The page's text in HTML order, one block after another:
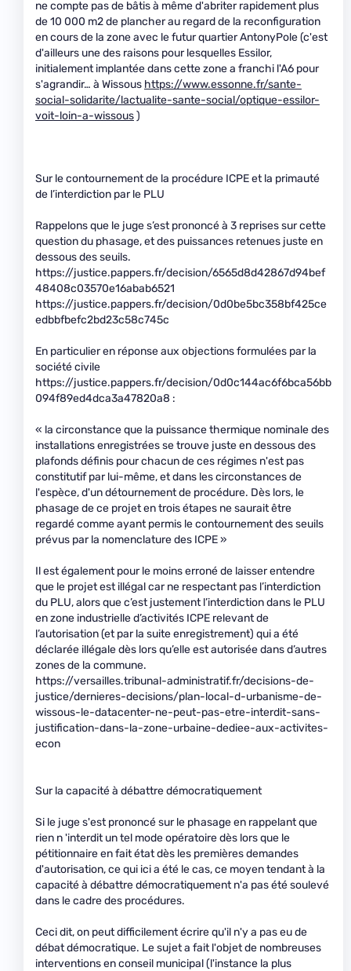
ne compte pas de bâtis à même d'abriter rapidement plus
de 10 000 m2 de plancher au regard de la reconfiguration
en cours de la zone avec le futur quartier AntonyPole (c'est
d'ailleurs une des raisons pour lesquelles Essilor,
initialement implantée dans cette zone a franchi l'A6 pour
s'agrandir… à Wissous https://www.essonne.fr/sante-
social-solidarite/lactualite-sante-social/optique-essilor-
voit-loin-a-wissous)
Sur le contournement de la procédure ICPE et la primauté
de l’interdiction par le PLU
Rappelons que le juge s’est prononcé à 3 reprises sur cette
question du phasage, et des puissances retenues juste en
dessous des seuils.
https://justice.pappers.fr/decision/6565d8d42867d94bef
48408c03570e16abab6521
https://justice.pappers.fr/decision/0d0be5bc358bf425ce
edbbfbefc2bd23c58c745c
En particulier en réponse aux objections formulées par la
société civile
https://justice.pappers.fr/decision/0d0c144ac6f6bca56bb
094f89ed4dca3a47820a8 :
« la circonstance que la puissance thermique nominale des
installations enregistrées se trouve juste en dessous des
plafonds définis pour chacun de ces régimes n'est pas
constitutif par lui-même, et dans les circonstances de
l'espèce, d'un détournement de procédure. Dès lors, le
phasage de ce projet en trois étapes ne saurait être
regardé comme ayant permis le contournement des seuils
prévus par la nomenclature des ICPE »
Il est également pour le moins erroné de laisser entendre
que le projet est illégal car ne respectant pas l’interdiction
du PLU, alors que c’est justement l’interdiction dans le PLU
en zone industrielle d’activités ICPE relevant de
l’autorisation (et par la suite enregistrement) qui a été
déclarée illégale dès lors qu’elle est autorisée dans d’autres
zones de la commune.
https://versailles.tribunal-administratif.fr/decisions-de-
justice/dernieres-decisions/plan-local-d-urbanisme-de-
wissous-le-datacenter-ne-peut-pas-etre-interdit-sans-
justification-dans-la-zone-urbaine-dediee-aux-activites-
econ
Sur la capacité à débattre démocratiquement
Si le juge s'est prononcé sur le phasage en rappelant que
rien n 'interdit un tel mode opératoire dès lors que le
pétitionnaire en fait état dès les premières demandes
d'autorisation, ce qui ici a été le cas, ce moyen tendant à la
capacité à débattre démocratiquement n'a pas été soulevé
dans le cadre des procédures.
Ceci dit, on peut difficilement écrire qu'il n'y a pas eu de
débat démocratique. Le sujet a fait l'objet de nombreuses
interventions en conseil municipal (l'instance la plus